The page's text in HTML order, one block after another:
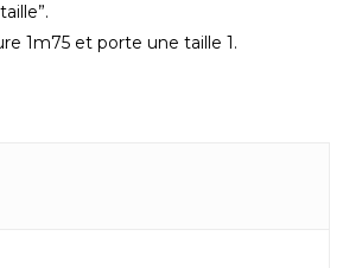
1m75 et porte une taille 1.